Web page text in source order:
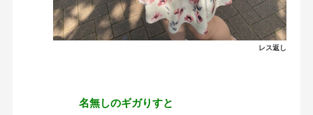
レス返し
名無しのギガりすと